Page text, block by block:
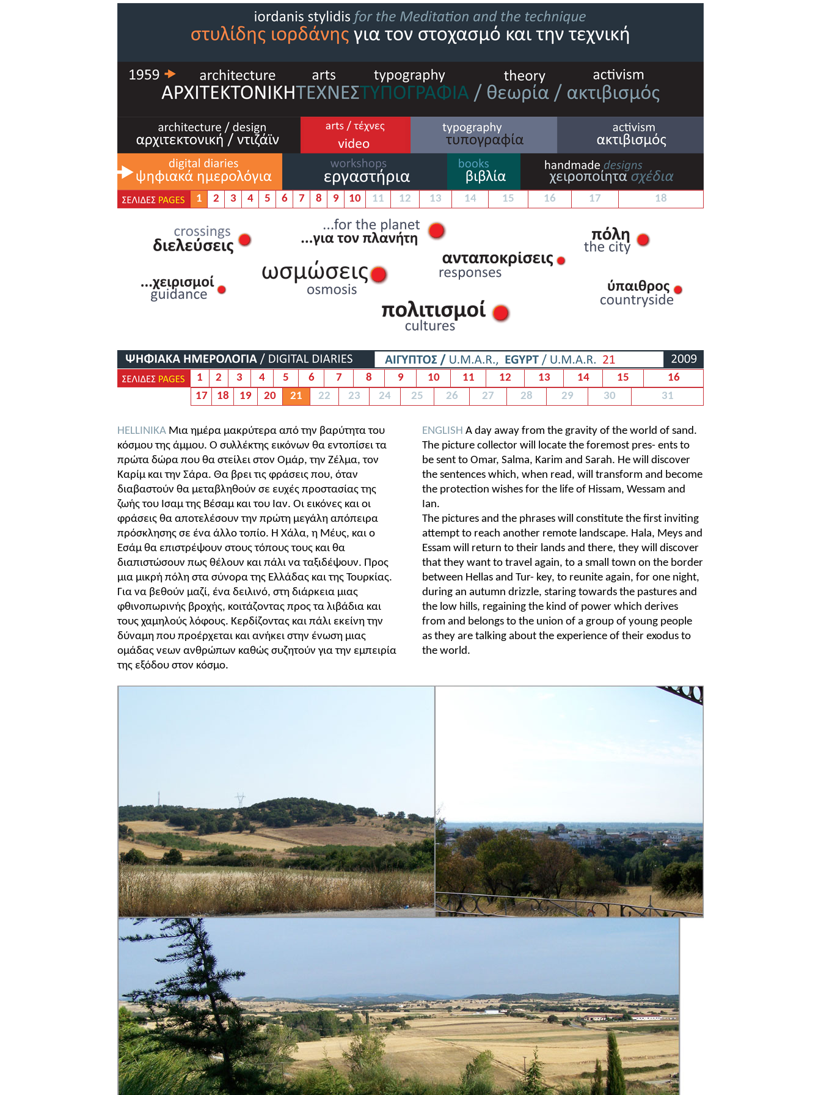
1 2 3 4 5 6 7 8 9 10 11 12 13 14 15 16 17 18
1 2 3 4 5 6 7 8 9 10 11 12 13 14 15
16
17
18 19 20 21 22 23 24 25 26 27 28 29 30 31
HELLINIKA Μια ημέρα μακρύτερα από την βαρύτητα του
κόσμου της άμμου. Ο συλλέκτης εικόνων θα εντοπίσει τα
πρώτα δώρα που θα στείλει στον Ομάρ, την Ζέλμα, τον
Καρίμ και την Σάρα. Θα βρει τις φράσεις που, όταν
διαβαστούν θα μεταβληθούν σε ευχές προστασίας της
ζωής του Ισαμ της Βέσαμ και του Ιαν. Οι εικόνες και οι
φράσεις θα αποτελέσουν την πρώτη μεγάλη απόπειρα
πρόσκλησης σε ένα άλλο τοπίο. Η Χάλα, η Μέυς, και ο
Εσάμ θα επιστρέψουν στους τόπους τους και θα
διαπιστώσουν πως θέλουν και πάλι να ταξιδέψουν. Προς
μια μικρή πόλη στα σύνορα της Ελλάδας και της Τουρκίας.
Για να βεθούν μαζί, ένα δειλινό, στη διάρκεια μιας
φθινοπωρινής βροχής, κοιτάζοντας προς τα λιβάδια και
τους χαμηλούς λόφους. Κερδίζοντας και πάλι εκείνη την
δύναμη που προέρχεται και ανήκει στην ένωση μιας
ομάδας νεων ανθρώπων καθώς συζητούν για την εμπειρία
της εξόδου στον κόσμο.
ENGLISHA day away from the gravity of the world of sand.
The picture collector will locate the foremost pres- ents to
be sent to Omar, Salma, Karim and Sarah. He will discover
the sentences which, when read, will transform and become
the protection wishes for the life of Hissam, Wessam and
Ian.
The pictures and the phrases will constitute the first inviting
attempt to reach another remote landscape. Hala, Meys and
Essam will return to their lands and there, they will discover
that they want to travel again, to a small town on the border
between Hellas and Tur- key, to reunite again, for one night,
during an autumn drizzle, staring towards the pastures and
the low hills, regaining the kind of power which derives
from and belongs to the union of a group of young people
as they are talking about the experience of their exodus to
the world.